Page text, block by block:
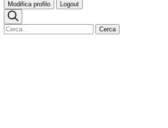
Modifica profilo Logout
Cerca